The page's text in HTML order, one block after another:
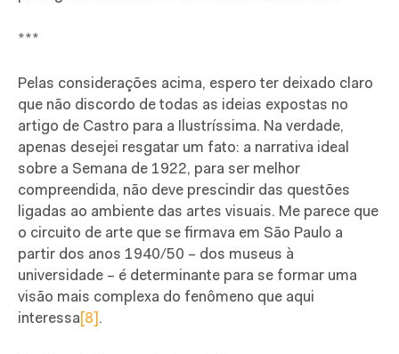
***
Pelas considerações acima, espero ter deixado claro
que não discordo de todas as ideias expostas no
artigo de Castro para a Ilustríssima. Na verdade,
apenas desejei resgatar um fato: a narrativa ideal
sobre a Semana de 1922, para ser melhor
compreendida, não deve prescindir das questões
ligadas ao ambiente das artes visuais. Me parece que
o circuito de arte que se firmava em São Paulo a
partir dos anos 1940/50 – dos museus à
universidade – é determinante para se formar uma
visão mais complexa do fenômeno que aqui
interessa [8] .